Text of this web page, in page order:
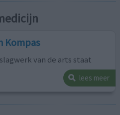
Kompas
van de arts staat
lees meer